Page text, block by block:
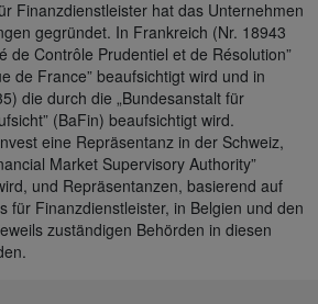
Finanzdienstleister hat das Unternehmen
gegründet. In Frankreich (Nr. 18943
de Contrôle Prudentiel et de Résolution”
de France” beaufsichtigt wird und in
die durch die „Bundesanstalt für
(BaFin) beaufsichtigt wird.
eine Repräsentanz in der Schweiz,
Market Supervisory Authority”
und Repräsentanzen, basierend auf
für Finanzdienstleister, in Belgien und den
zuständigen Behörden in diesen